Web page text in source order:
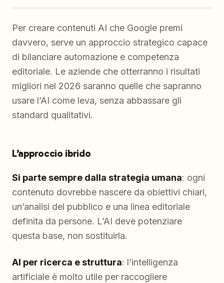
Per creare contenuti AI che Google premi
davvero, serve un approccio strategico capace
di bilanciare automazione e competenza
editoriale. Le aziende che otterranno i risultati
migliori nel 2026 saranno quelle che sapranno
usare l’AI come leva, senza abbassare gli
standard qualitativi.
L’approccio ibrido
Si parte sempre dalla strategia umana: ogni
contenuto dovrebbe nascere da obiettivi chiari,
un’analisi del pubblico e una linea editoriale
definita da persone. L’AI deve potenziare
questa base, non sostituirla.
AI per ricerca e struttura: l’intelligenza
artificiale è molto utile per raccogliere